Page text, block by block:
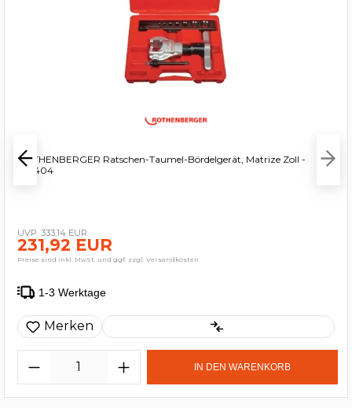
ROTHENBERGER Ratschen-Taumel-Bördelgerät, Matrize Zoll -
222404
333,14 EUR
231,92 EUR
Preise sind inkl. MwSt. und ggf. zzgl. Versandkosten
1-3 Werktage
Merken
IN DEN WARENKORB